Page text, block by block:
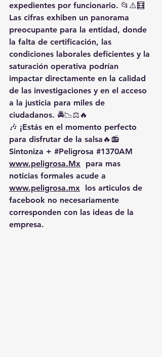
expedientes por funcionario. 📂⚠️🧮
Las cifras exhiben un panorama
preocupante para la entidad, donde
la falta de certificación, las
condiciones laborales deficientes y la
saturación operativa podrían
impactar directamente en la calidad
de las investigaciones y en el acceso
a la justicia para miles de
ciudadanos. 🚔📉⚖️🔥
🎶 ¡Estás en el momento perfecto
para disfrutar de la salsa🔥📻
Sintoniza + #Peligrosa #1370AM
www.peligrosa.Mx para mas
noticias formales acude a
www.peligrosa.mx los articulos de
facebook no necesariamente
corresponden con las ideas de la
empresa.